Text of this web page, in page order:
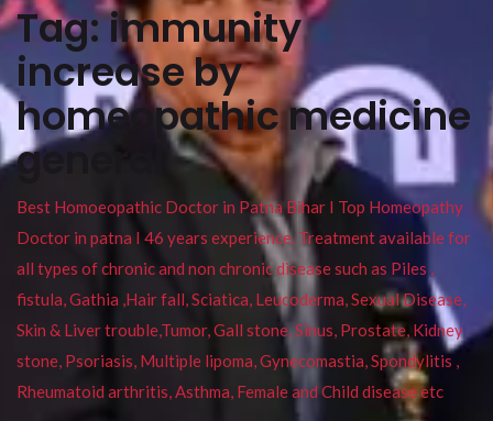
Tag:immunity
increase by
homeopathic medicine
general
Best Homoeopathic Doctor in Patna Bihar I Top Homeopathy
Doctor in patna I 46 years experience. Treatment available for
all types of chronic and non chronic disease such as Piles ,
fistula, Gathia ,Hair fall, Sciatica, Leucoderma, Sexual Disease,
Skin & Liver trouble,Tumor, Gall stone, Sinus, Prostate, Kidney
stone, Psoriasis, Multiple lipoma, Gynecomastia, Spondylitis ,
Rheumatoid arthritis, Asthma, Female and Child disease etc